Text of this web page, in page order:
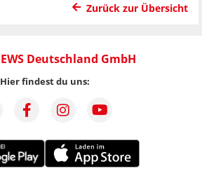
Zurück zur Übersicht
Deutschland GmbH
Hier findest du uns: